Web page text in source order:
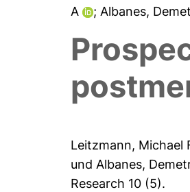
A
; Albanes,
Leitzmann, Michael
undAlbanes,
Research 10 (5).